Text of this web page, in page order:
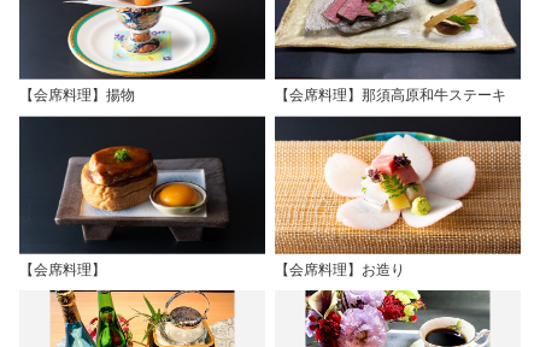
【会席料理】揚物 【会席料理】那須高原和牛ステーキ
【会席料理】 【会席料理】お造り